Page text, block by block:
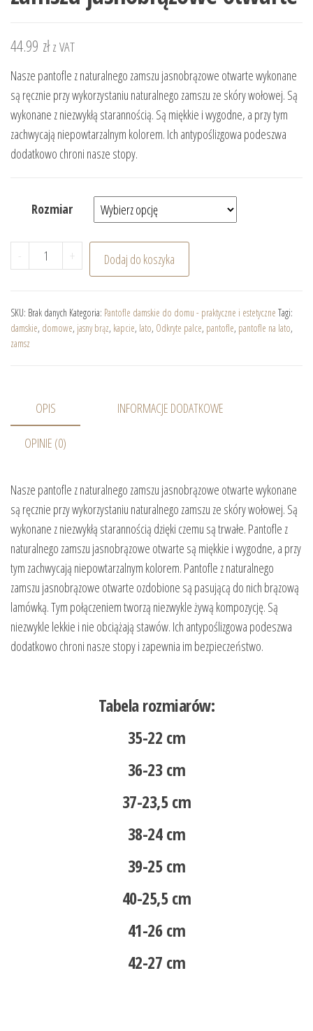
44.99 złz VAT
Nasze pantofle z naturalnego zamszu jasnobrązowe otwarte wykonane
są ręcznie przy wykorzystaniu naturalnego zamszu ze skóry wołowej. Są
wykonane z niezwykłą starannością. Są miękkie i wygodne, a przy tym
zachwycają niepowtarzalnym kolorem. Ich antypoślizgowa podeszwa
dodatkowo chroni nasze stopy.
Rozmiar
- ilość Pantofle z naturalnego zamszu jasnobrązowe
+ Dodaj do koszyka
SKU: Brak danych Kategoria: Pantofle damskie do domu - praktyczne i estetyczne Tagi:
damskie, domowe, jasny brąz, kapcie, lato, Odkryte palce, pantofle, pantofle na lato,
zamsz
OPIS INFORMACJE DODATKOWE
OPINIE (0)
Nasze pantofle z naturalnego zamszu jasnobrązowe otwarte wykonane
są ręcznie przy wykorzystaniu naturalnego zamszu ze skóry wołowej. Są
wykonane z niezwykłą starannością dzięki czemu są trwałe. Pantofle z
naturalnego zamszu jasnobrązowe otwarte są miękkie i wygodne, a przy
tym zachwycają niepowtarzalnym kolorem. Pantofle z naturalnego
zamszu jasnobrązowe otwarte ozdobione są pasującą do nich brązową
lamówką. Tym połączeniem tworzą niezwykle żywą kompozycję. Są
niezwykle lekkie i nie obciążają stawów. Ich antypoślizgowa podeszwa
dodatkowo chroni nasze stopy i zapewnia im bezpieczeństwo.
Tabela rozmiarów:
35-22 cm
36-23 cm
37-23,5 cm
38-24 cm
39-25 cm
40-25,5 cm
41-26 cm
42-27 cm